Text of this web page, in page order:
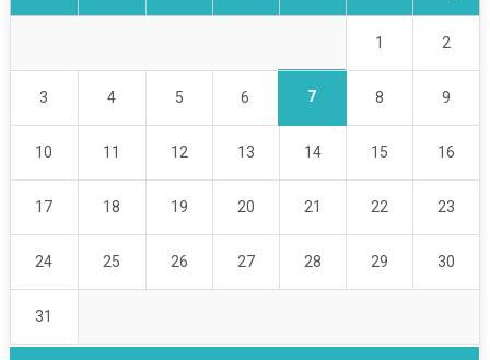
1 2
3 4 5 6 7 8 9
10 11 12 13 14 15 16
17 18 19 20 21 22 23
24 25 26 27 28 29 30
31